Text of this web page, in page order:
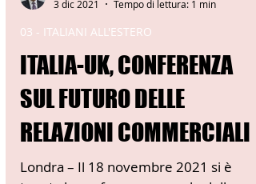
Fabio Fossati
3 dic 2021
Tempo di lettura: 1 min
03 - ITALIANI ALL'ESTERO
ITALIA-UK, CONFERENZA
SUL FUTURO DELLE
RELAZIONI COMMERCIALI